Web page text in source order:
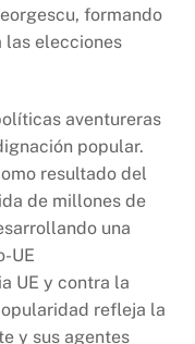
formando
las elecciones
aventureras
popular.
resultado del
de millones de
una
UE
UE y contra la
refleja la
y sus agentes